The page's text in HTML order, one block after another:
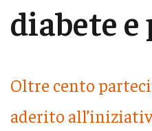
diabete e
Oltre cento
aderito